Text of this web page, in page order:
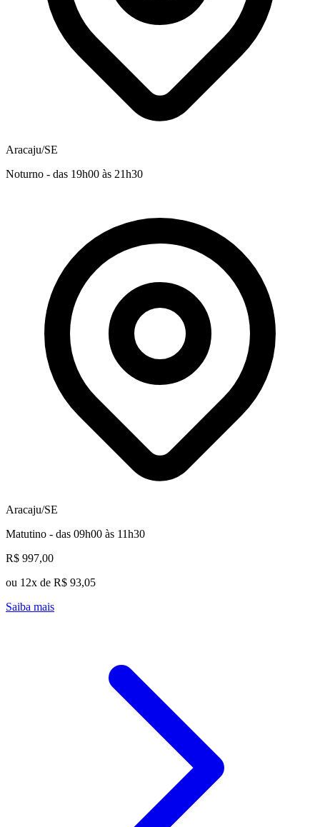
Aracaju/SE
Noturno - das 19h00 às 21h30
Aracaju/SE
Matutino - das 09h00 às 11h30
R$ 997,00
ou 12x de R$ 93,05
Saiba mais